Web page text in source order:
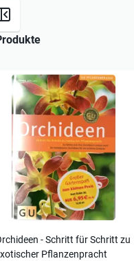
- Schritt für Schritt zu
Pflanzenpracht